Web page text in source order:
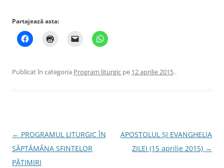
Partajează asta:
Publicat în categoria Program liturgic pe 12 aprilie 2015 .
Navigare
în
articole
← PROGRAMUL LITURGIC ÎN
SĂPTĂMÂNA SFINTELOR
PĂTIMIRI
APOSTOLUL ȘI EVANGHELIA
ZILEI (15 aprilie 2015) →